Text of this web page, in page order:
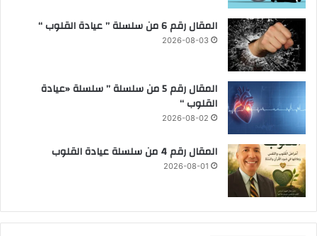
المقال رقم 6 من سلسلة ” عيادة القلوب “
2026-08-03
المقال رقم 5 من سلسلة ” سلسلة «عيادة
القلوب “
2026-08-02
المقال رقم 4 من سلسلة عيادة القلوب
2026-08-01